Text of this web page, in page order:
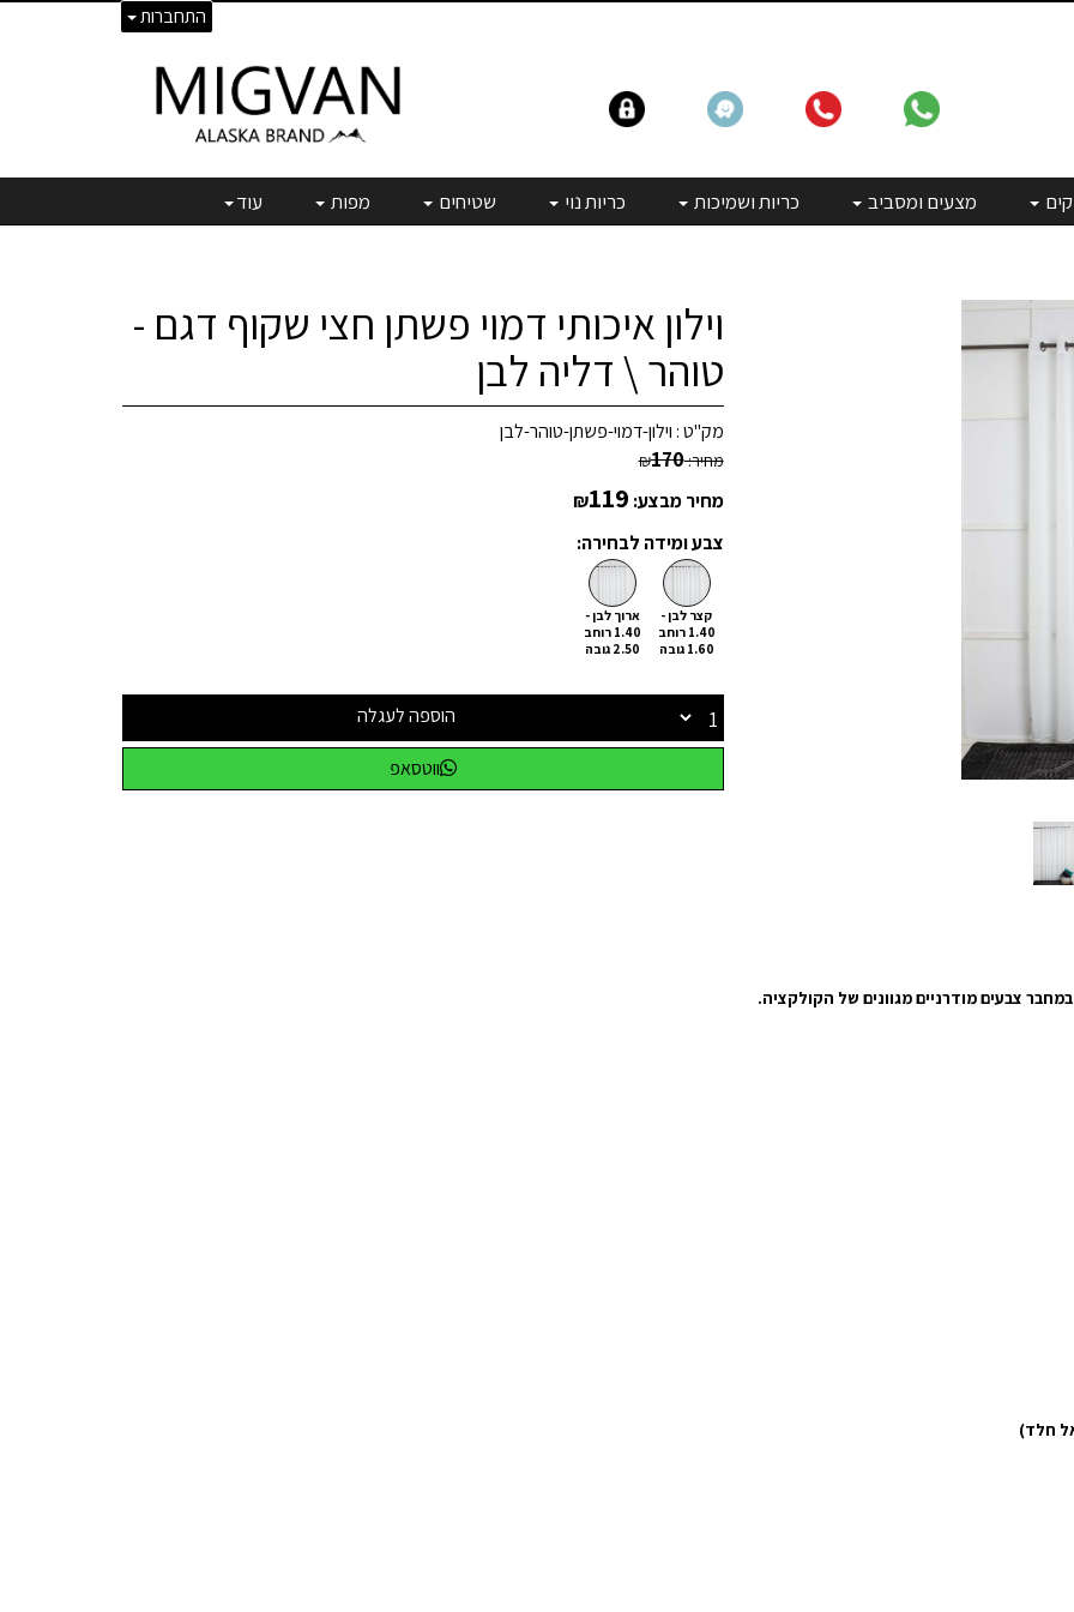
התחברות
מצעים ומסביב כריות ושמיכות כריות נוי שטיחים מפות עוד
וילון איכותי דמוי פשתן חצי שקוף דגם -
טוהר \ דליה לבן
מק"ט : וילון-דמוי-פשתן-טוהר-לבן
מחיר: ₪170
מחיר מבצע: ₪119
צבע ומידה לבחירה:
קצר לבן -
1.40 רוחב
1.60 גובה
ארוך לבן -
1.40 רוחב
2.50 גובה
הוספה לעגלה
ווטסאפ
צבעים מודרניים מגוונים של הקולקציה.
חלד)